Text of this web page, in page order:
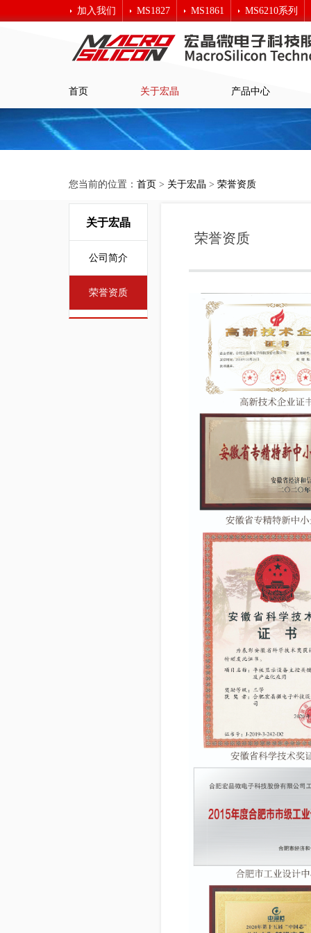
加入我们 MS1827 MS1861 MS6210系列
宏晶科技
首页 关于宏晶 产品中心
您当前的位置： 首页 > 关于宏晶 > 荣誉资质
关于宏晶
公司简介
荣誉资质
荣誉资质